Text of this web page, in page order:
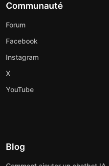
Communauté
Forum
Facebook
Instagram
X
YouTube
Blog